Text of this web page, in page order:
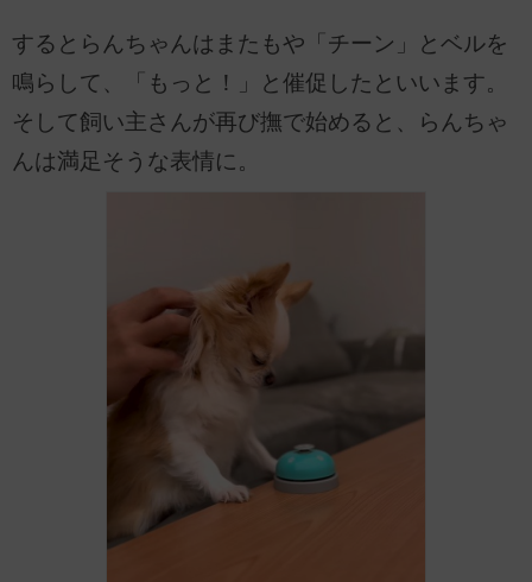
するとらんちゃんはまたもや「チーン」とベルを
鳴らして、「もっと！」と催促したといいます。
そして飼い主さんが再び撫で始めると、らんちゃ
んは満足そうな表情に。